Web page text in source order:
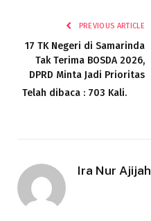
PREVIOUS ARTICLE
17 TK Negeri di Samarinda
Tak Terima BOSDA 2026,
DPRD Minta Jadi Prioritas
Telah dibaca : 703 Kali.
Ira Nur Ajijah